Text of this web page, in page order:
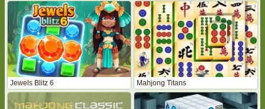
Jewels Blitz 6 Mahjong Titans